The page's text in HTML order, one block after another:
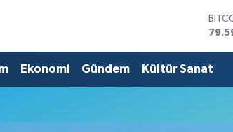
EURO
Ekonomi Gündem Kültür Sanat